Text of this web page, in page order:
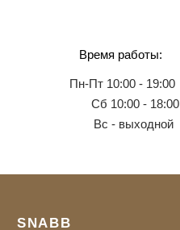
Время работы:
Пн-Пт 10:00 - 19:00
Сб 10:00 - 18:00
Вс - выходной
SNABB